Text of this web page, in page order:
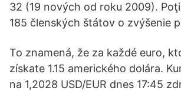
32 (19 nových od roku 2009).
185 členských štátov o zvýšenie
To znamená, že za každé euro,
získate 1.15 amerického dolára.
na 1,2028 USD/EUR dnes 17:45